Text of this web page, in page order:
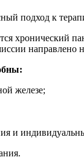
подход к
хронический
направлено
железе;
и